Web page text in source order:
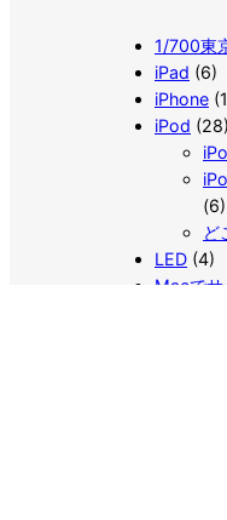
1/700東
iPad (6)
iPhone
iPod (28)
(6)
ど
LED (4)
Macでサ